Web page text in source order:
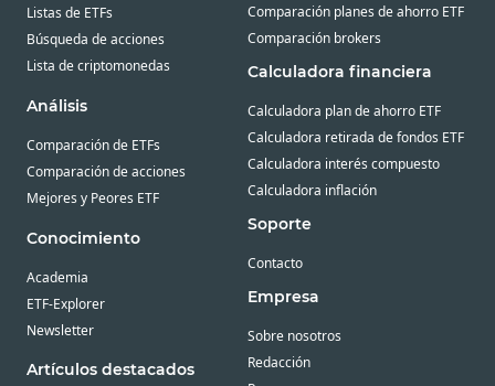
Listas de ETFs
Búsqueda de acciones
Lista de criptomonedas
Análisis
Comparación de ETFs
Comparación de acciones
Mejores y Peores ETF
Conocimiento
Academia
ETF-Explorer
Newsletter
Artículos destacados
Comparación planes de ahorro ETF
Comparación brokers
Calculadora financiera
Calculadora plan de ahorro ETF
Calculadora retirada de fondos ETF
Calculadora interés compuesto
Calculadora inflación
Soporte
Contacto
Empresa
Sobre nosotros
Redacción